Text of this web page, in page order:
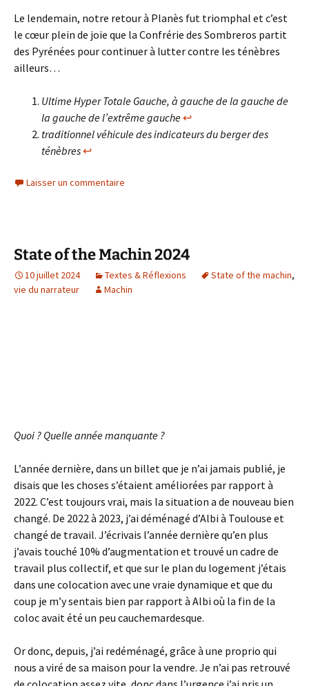
Le lendemain, notre retour à Planès fut triomphal et c’est
le cœur plein de joie que la Confrérie des Sombreros partit
des Pyrénées pour continuer à lutter contre les ténèbres
ailleurs…
Ultime Hyper Totale Gauche, à gauche de la gauche de
la gauche de l’extrême gauche↩︎
traditionnel véhicule des indicateurs du berger des
ténèbres↩︎
Laisser un commentaire
State of the Machin 2024
10 juillet 2024 Textes & Réflexions State of the machin,
vie du narrateur
Machin
Quoi ? Quelle année manquante ?
L’année dernière, dans un billet que je n’ai jamais publié, je
disais que les choses s’étaient améliorées par rapport à
2022. C’est toujours vrai, mais la situation a de nouveau bien
changé. De 2022 à 2023, j’ai déménagé d’Albi à Toulouse et
changé de travail. J’écrivais l’année dernière qu’en plus
j’avais touché 10% d’augmentation et trouvé un cadre de
travail plus collectif, et que sur le plan du logement j’étais
dans une colocation avec une vraie dynamique et que du
coup je m’y sentais bien par rapport à Albi où la fin de la
coloc avait été un peu cauchemardesque.
Or donc, depuis, j’ai redéménagé, grâce à une proprio qui
nous a viré de sa maison pour la vendre. Je n’ai pas retrouvé